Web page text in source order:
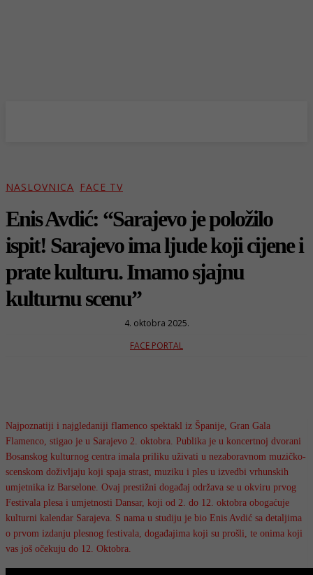
NASLOVNICA FACE TV
Enis Avdić: “Sarajevo je položilo
ispit! Sarajevo ima ljude koji cijene i
prate kulturu. Imamo sjajnu
kulturnu scenu”
4. oktobra 2025.
FACE PORTAL
Najpoznatiji i najgledaniji flamenco spektakl iz Španije, Gran Gala
Flamenco, stigao je u Sarajevo 2. oktobra. Publika je u koncertnoj dvorani
Bosanskog kulturnog centra imala priliku uživati u nezaboravnom muzičko-
scenskom doživljaju koji spaja strast, muziku i ples u izvedbi vrhunskih
umjetnika iz Barselone. Ovaj prestižni događaj održava se u okviru prvog
Festivala plesa i umjetnosti Dansar, koji od 2. do 12. oktobra obogaćuje
kulturni kalendar Sarajeva. S nama u studiju je bio Enis Avdić sa detaljima
o prvom izdanju plesnog festivala, događajima koji su prošli, te onima koji
vas još očekuju do 12. Oktobra.